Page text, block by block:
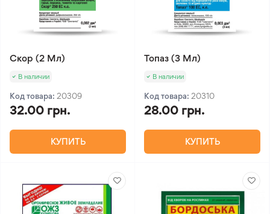
Скор (2 Мл)
В наличии
Код товара: 20309
32.00 грн.
КУПИТЬ
Топаз (3 Мл)
В наличии
Код товара: 20310
28.00 грн.
КУПИТЬ